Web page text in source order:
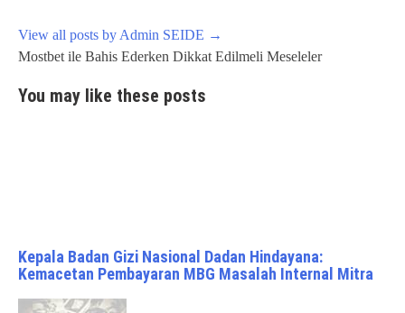
View all posts by Admin SEIDE →
Post
Mostbet ile Bahis Ederken Dikkat Edilmeli Meseleler
You may like these posts
Kepala Badan Gizi Nasional Dadan Hindayana:
Kemacetan Pembayaran MBG Masalah Internal Mitra